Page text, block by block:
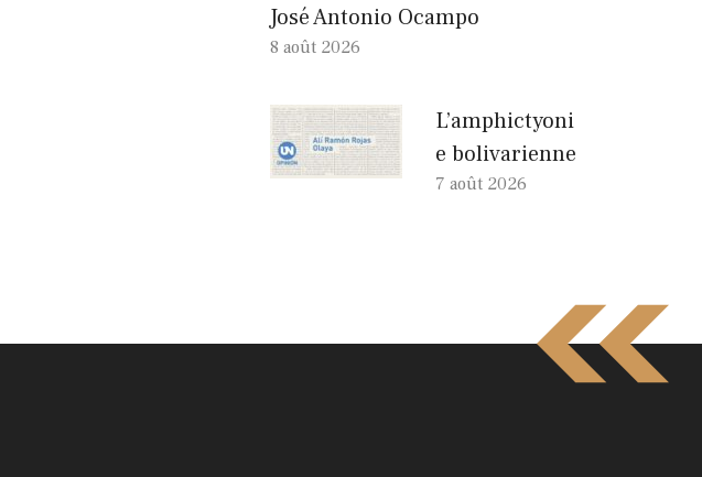
José Antonio Ocampo
8 août 2026
L’amphictyoni
e bolivarienne
7 août 2026